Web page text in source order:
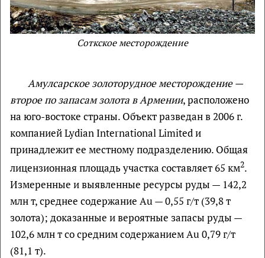
Соткское месторождение
Амулсарское золоторудное месторождение —
второе по запасам золота в Армении, расположено
на юго-востоке страны. Объект разведан в 2006 г.
компанией Lydian International Limited и
принадлежит ее местному подразделению. Общая
лицензионная площадь участка составляет 65 км2.
Измеренные и выявленные ресурсы руды — 142,2
млн т, среднее содержание Au — 0,55 г/т (39,8 т
золота); доказанные и вероятные запасы руды —
102,6 млн т со средним содержанием Au 0,79 г/т
(81,1 т).